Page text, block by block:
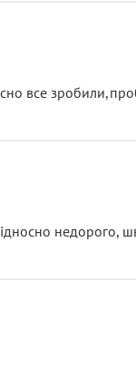
все
недорого,